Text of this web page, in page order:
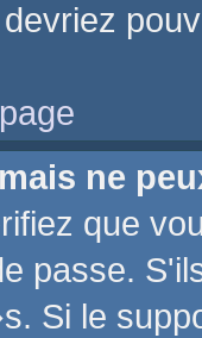
ne
que
passe.
Si le